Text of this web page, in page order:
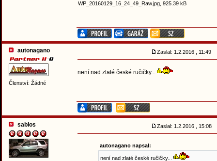
WP_20160129_16_24_49_Raw.jpg, 925.39 kB
autonagano
Členství: Žádné
Zaslal: 1.2.2016 , 11:49
není nad zlaté české ručičky...
sablos Zaslal: 1.2.2016 , 15:08
autonagano napsal:
není nad zlaté české ručičky...